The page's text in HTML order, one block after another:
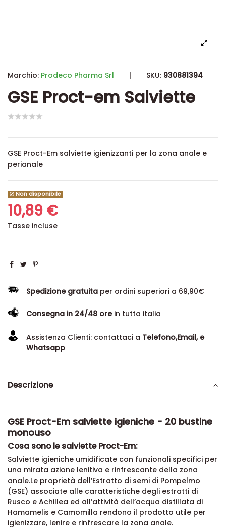
Marchio: Prodeco Pharma Srl | SKU: 930881394
GSE Proct-em Salviette
GSE Proct-Em salviette igienizzanti per la zona anale e
perianale
Non disponibile
10,89 €
Tasse incluse
Spedizione gratuita per ordini superiori a 69,90€
Consegna in 24/48 orein tutta italia
Assistenza Clienti: contattaci a Telefono,Email, e
Whatsapp
Descrizione
GSE Proct-Em salviette igieniche - 20 bustine
monouso
Cosa sono le salviette Proct-Em:
Salviette igieniche umidificate con funzionali specifici per
una mirata azione lenitiva e rinfrescante della zona
anale.Le proprietà dell’Estratto di semi di Pompelmo
(GSE) associate alle caratteristiche degli estratti di
Rusco e Achillea ed all’attività dell’acqua distillata di
Hamamelis e Camomilla rendono il prodotto utile per
igienizzare, lenire e rinfrescare la zona anale.